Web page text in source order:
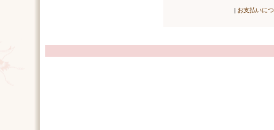
| お支払いに